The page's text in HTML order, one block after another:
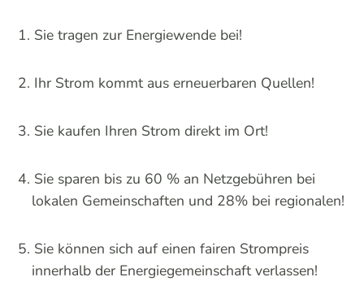
Sie tragen zur Energiewende bei!
Ihr Strom kommt aus erneuerbaren Quellen!
Sie kaufen Ihren Strom direkt im Ort!
Sie sparen bis zu 60 % an Netzgebühren bei
lokalen Gemeinschaften und 28% bei regionalen!
Sie können sich auf einen fairen Strompreis
innerhalb der Energiegemeinschaft verlassen!